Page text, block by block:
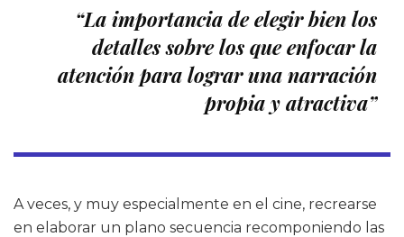
SE
HA
ESCAPADO
Robert
“La importancia de elegir bien los
detalles sobre los que enfocar la
atención para lograr una narración
propia y atractiva”
A veces, y muy especialmente en el cine, recrearse
en elaborar un plano secuencia recomponiendo las